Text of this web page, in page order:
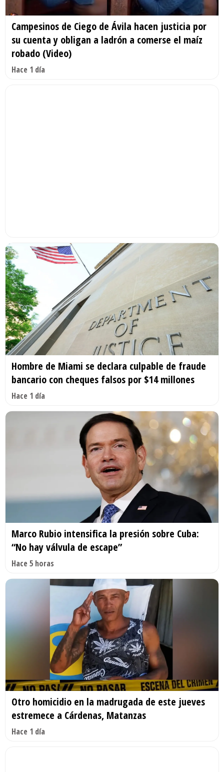
Campesinos de Ciego de Ávila hacen justicia por
su cuenta y obligan a ladrón a comerse el maíz
robado (Video)
Hace 1 día
Hombre de Miami se declara culpable de fraude
bancario con cheques falsos por $14 millones
Hace 1 día
Marco Rubio intensifica la presión sobre Cuba:
“No hay válvula de escape”
Hace 5 horas
Otro homicidio en la madrugada de este jueves
estremece a Cárdenas, Matanzas
Hace 1 día